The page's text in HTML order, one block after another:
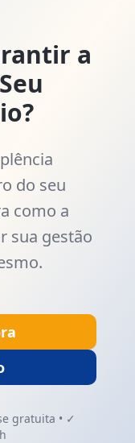
a
do seu
como a
sua gestão
gratuita • ✓